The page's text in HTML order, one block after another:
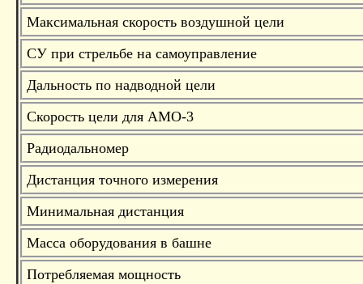
Максимальная скорость воздушной цели
СУ при стрельбе на самоуправление
Дальность по надводной цели
Скорость цели для АМО-3
Радиодальномер
Дистанция точного измерения
Минимальная дистанция
Масса оборудования в башне
Потребляемая мощность